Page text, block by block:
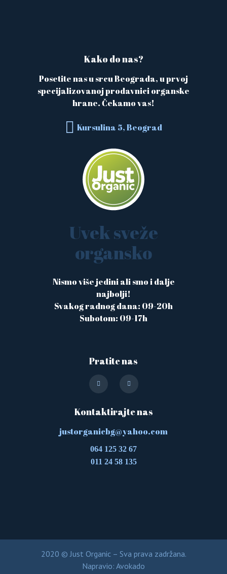
Kako do nas?
Posetite nas u srcu Beograda, u prvoj
specijalizovanoj prodavnici organske
hrane. Čekamo vas!
Kursulina 5, Beograd
Uvek sveže
organsko
Nismo više jedini ali smo i dalje
najbolji!
Svakog radnog dana: 09-20h
Subotom: 09-17h
Pratite nas
Kontaktirajte nas
justorganicbg@yahoo.com
064 125 32 67
011 24 58 135
2020 © Just Organic – Sva prava zadržana.
Napravio: Avokado